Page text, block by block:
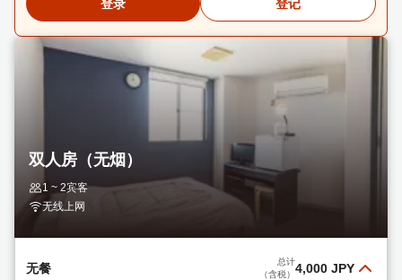
登录 登记
双人房（无烟）
1 ~ 2宾客
无线上网
无餐
总计
（含税） 4,000 JPY